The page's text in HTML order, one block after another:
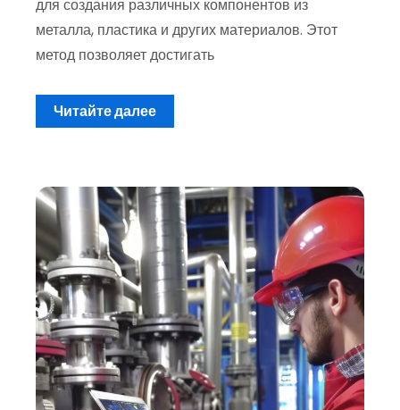
для создания различных компонентов из
металла, пластика и других материалов. Этот
метод позволяет достигать
Читайте далее